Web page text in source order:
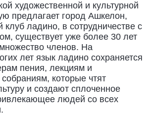
художественной и культурной
предлагает город Ашкелон,
ладино, в сотрудничестве с
существует уже более 30 лет
членов. На
лет язык ладино сохраняется
пения, лекциям и
которые чтят
и создают сплоченное
людей со всех